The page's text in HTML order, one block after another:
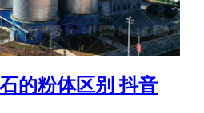
的粉体区别 抖音